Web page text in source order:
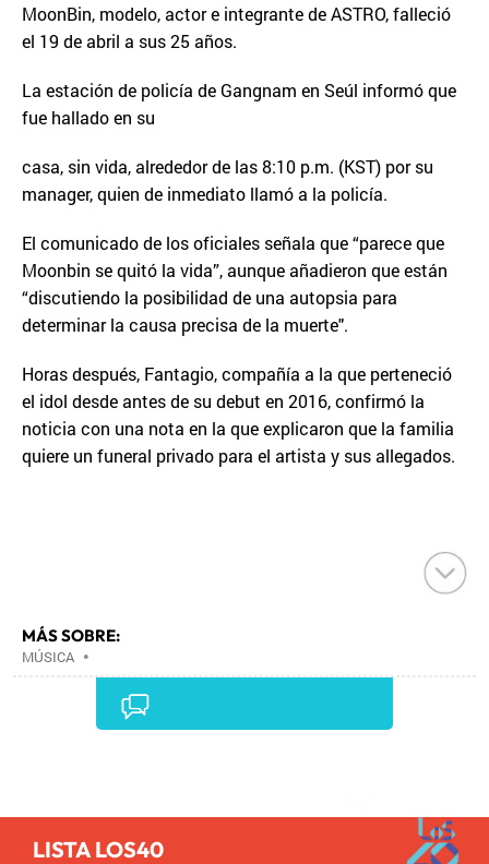
MoonBin, modelo, actor e integrante de ASTRO, falleció
el 19 de abril a sus 25 años.
La estación de policía de Gangnam en Seúl informó que
fue hallado en su
casa, sin vida, alrededor de las 8:10 p.m. (KST) por su
manager, quien de inmediato llamó a la policía.
El comunicado de los oficiales señala que “parece que
Moonbin se quitó la vida”, aunque añadieron que están
“discutiendo la posibilidad de una autopsia para
determinar la causa precisa de la muerte".
Horas después, Fantagio, compañía a la que perteneció
el idol desde antes de su debut en 2016, confirmó la
noticia con una nota en la que explicaron que la familia
quiere un funeral privado para el artista y sus allegados.
MÁS SOBRE:
MÚSICA •
LISTA LOS40